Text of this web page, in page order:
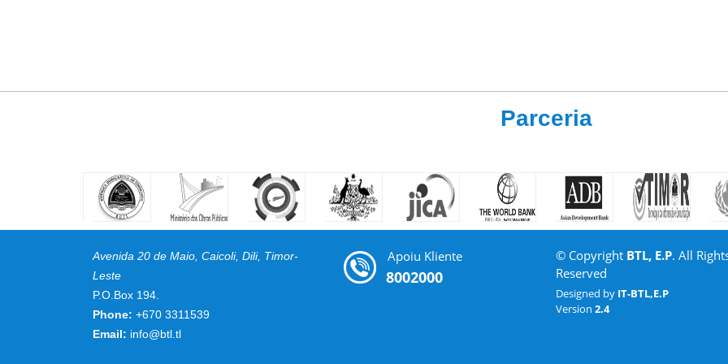
Parceria
Avenida 20 de Maio, Caicoli, Dili, Timor-
Leste
P.O.Box 194.
Phone: +670 3311539
Email: info@btl.tl
Apoiu Kliente
8002000
© Copyright BTL, E.P. All
Reserved
Designed by IT-BTL,E.P
Version 2.4